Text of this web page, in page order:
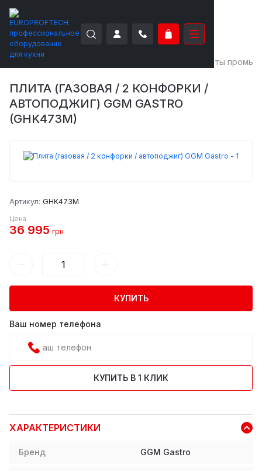
EUROPROFTECH Плиты
ПЛИТА (ГАЗОВАЯ / 2 КОНФОРКИ /
АВТОПОДЖИГ) GGM GASTRO
(GHK473M)
Артикул: GHK473M
Цена
36 995 грн
КУПИТЬ
Ваш номер телефона
КУПИТЬ В 1 КЛИК
ХАРАКТЕРИСТИКИ
Бренд GGM Gastro